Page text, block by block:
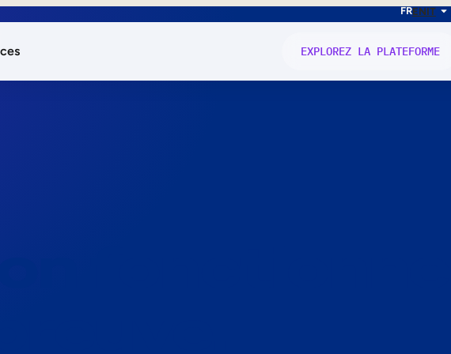
FRENIT
EXPLOREZ LA PLATEFORME